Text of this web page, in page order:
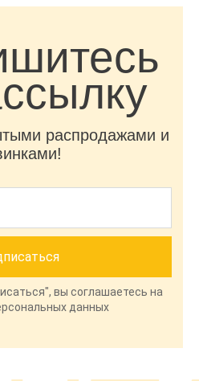
распродажами и
вы соглашаетесь на
данных